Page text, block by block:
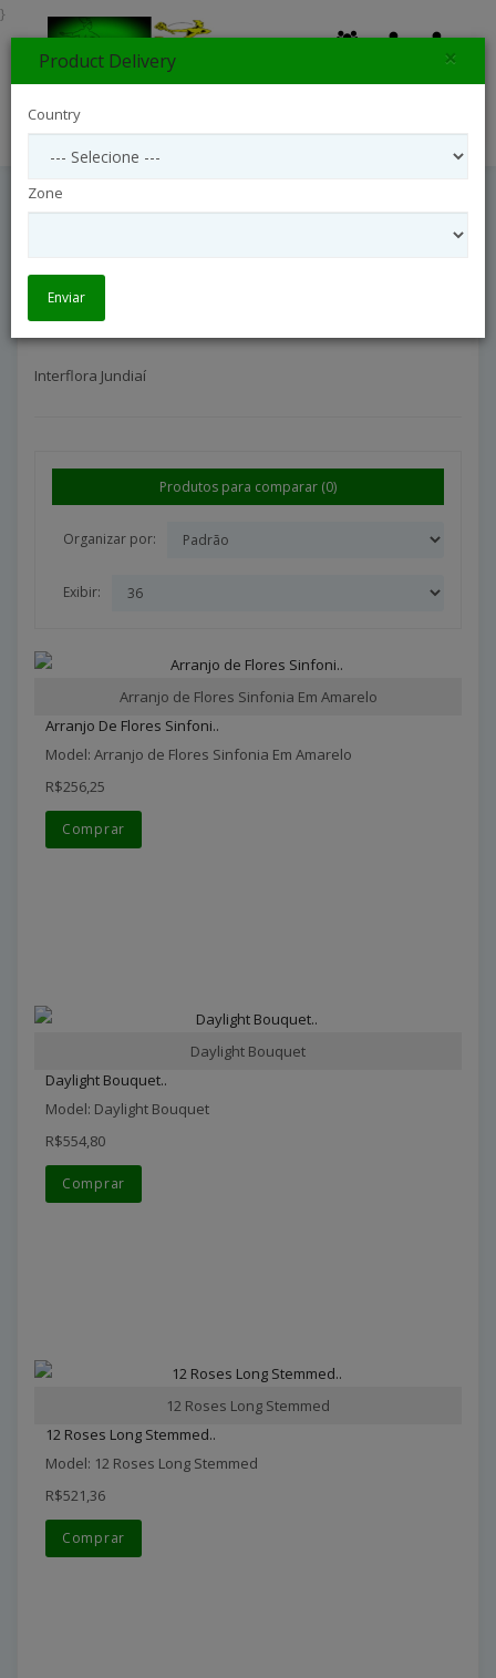
Interflora Jundiaí
Interflora Jundiaí
Produtos para comparar (0)
Organizar por:
Exibir:
Arranjo de Flores Sinfonia Em Amarelo
Arranjo De Flores Sinfoni..
Model: Arranjo de Flores Sinfonia Em Amarelo
R$256,25
Comprar
Daylight Bouquet
Daylight Bouquet..
Model: Daylight Bouquet
R$554,80
Comprar
12 Roses Long Stemmed
12 Roses Long Stemmed..
Model: 12 Roses Long Stemmed
R$521,36
Comprar
}
Product Delivery ×
Country
Zone
Enviar